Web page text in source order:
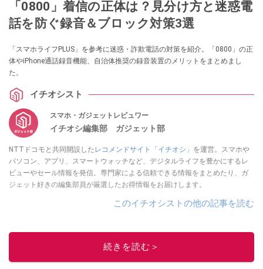
「0800」着信の正体は？見分け方と迷惑電
話を防ぐ録音＆ブロック対策3選
「スマホライフPLUS」を参考に迷惑・詐欺電話の対策を紹介。「0800」の正
体やiPhone通話録音機能、自治体推奨の録音装置のメリットをまとめまし
た。
イチオシスト
スマホ・ガジェットレビュワー
イチオシ編集部 ガジェット部
NTTドコモと共同開設したレコメンドサイト「イチオシ」 を運営。スマホや
パソコン、アプリ、スマートウォッチなど、デジタルライフを豊かにするレ
ビューやセール情報を発信。専門家による信頼できる情報をまとめたり、ガ
ジェット好きの編集部員が厳選したお得情報をお届けします。
このイチオシストの他の記事を読む
続きを読む＞